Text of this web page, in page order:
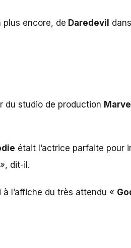
plus encore, de Daredevil
du studio de production
était l’actrice parfaite pour
dit-il.
à l’affiche du très attendu «